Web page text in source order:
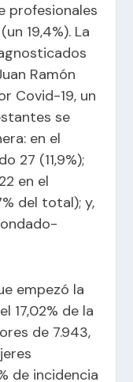
profesionales
19,4%). La
Ramón
Covid-19, un
se
en el
27 (11,9%);
en el
del total); y,
empezó la
17,02% de la
de 7.943,
de incidencia